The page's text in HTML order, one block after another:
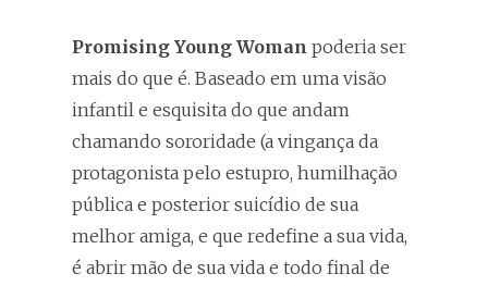
Promising Young Woman poderia ser
mais do que é. Baseado em uma visão
infantil e esquisita do que andam
chamando sororidade (a vingança da
protagonista pelo estupro, humilhação
pública e posterior suicídio de sua
melhor amiga, e que redefine a sua vida,
é abrir mão de sua vida e todo final de